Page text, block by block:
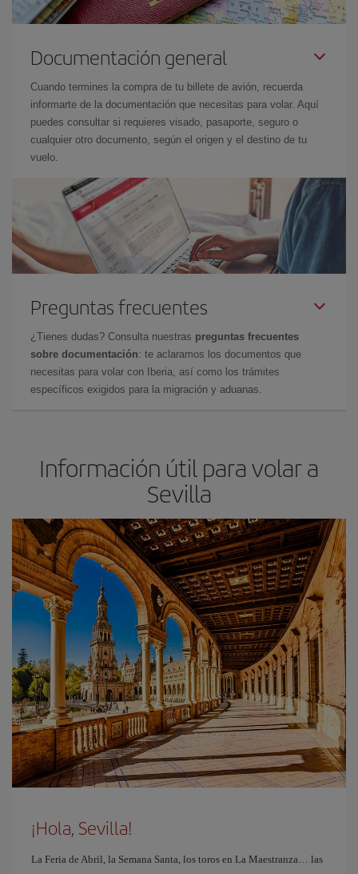
Documentación general
Cuando termines la compra de tu billete de avión, recuerda
informarte de la documentación que necesitas para volar. Aquí
puedes consultar si requieres visado, pasaporte, seguro o
cualquier otro documento, según el origen y el destino de tu
vuelo.
Preguntas frecuentes
¿Tienes dudas? Consulta nuestras preguntas frecuentes
sobre documentación: te aclaramos los documentos que
necesitas para volar con Iberia, así como los trámites
específicos exigidos para la migración y aduanas.
Información útil para volar a
Sevilla
¡Hola, Sevilla!
La Feria de Abril, la Semana Santa, los toros en La Maestranza… las